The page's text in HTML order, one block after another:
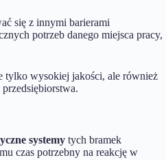
się z innymi barierami
potrzeb danego miejsca pracy,
tylko wysokiej jakości, ale również
systemy tych bramek
czas potrzebny na reakcję w